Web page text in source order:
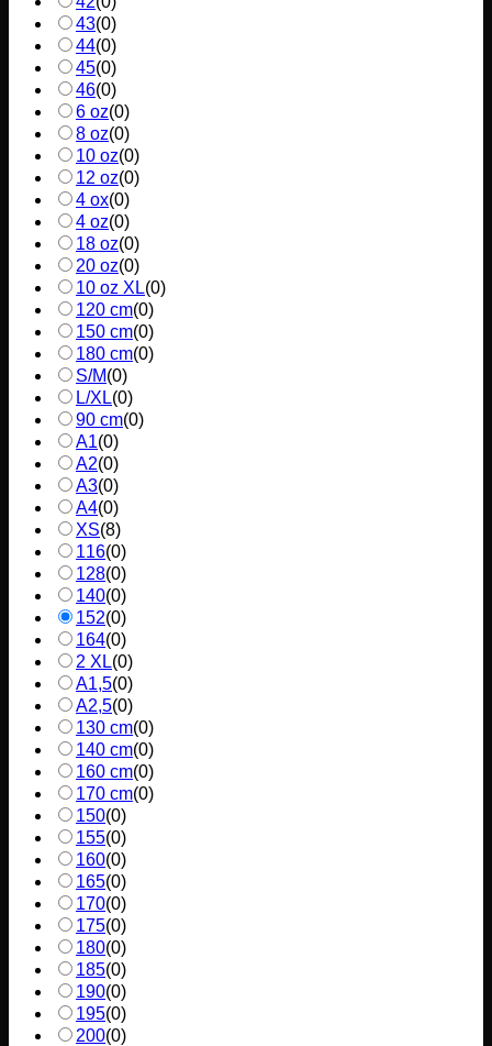
43(0)
44(0)
45(0)
46(0)
6 oz(0)
8 oz(0)
10 oz(0)
12 oz(0)
4 ox(0)
4 oz(0)
18 oz(0)
20 oz(0)
10 oz XL(0)
120 cm(0)
150 cm(0)
180 cm(0)
S/M(0)
L/XL(0)
90 cm(0)
A1(0)
A2(0)
A3(0)
A4(0)
XS(8)
116(0)
128(0)
140(0)
152(0)
164(0)
2 XL(0)
A1,5(0)
A2,5(0)
130 cm(0)
140 cm(0)
160 cm(0)
170 cm(0)
150(0)
155(0)
160(0)
165(0)
170(0)
175(0)
180(0)
185(0)
190(0)
195(0)
200(0)